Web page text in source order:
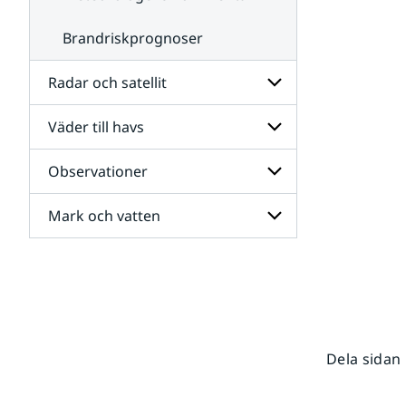
Brandriskprognoser
Radar och satellit
Undersidor
för
Radar
och
satellit
Väder till havs
Undersidor
för
Väder
till
havs
Observationer
Undersidor
för
Mark och vatten
Dela sidan